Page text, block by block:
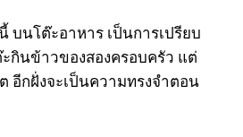
บนโต๊ะอาหาร เป็นการเปรียบ
ะกินข้าวของสองครอบครัว แต่
อีกฝั่งจะเป็นความทรงจำตอน